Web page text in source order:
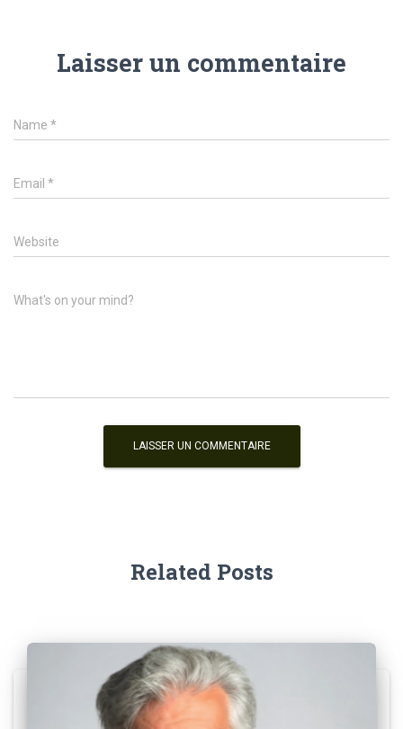
Laisser un commentaire
Name *
Email *
Website
What's on your mind?
Related Posts